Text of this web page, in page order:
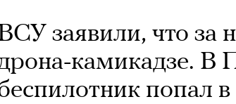
заявили, что за
камикадзе. В
попал